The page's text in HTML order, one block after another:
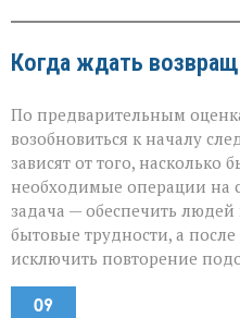
Когда ждать
По предварительным
возобновиться к началу
зависят от того, насколько
необходимые операции на
задача — обеспечить
бытовые трудности, а
исключить повторение
09